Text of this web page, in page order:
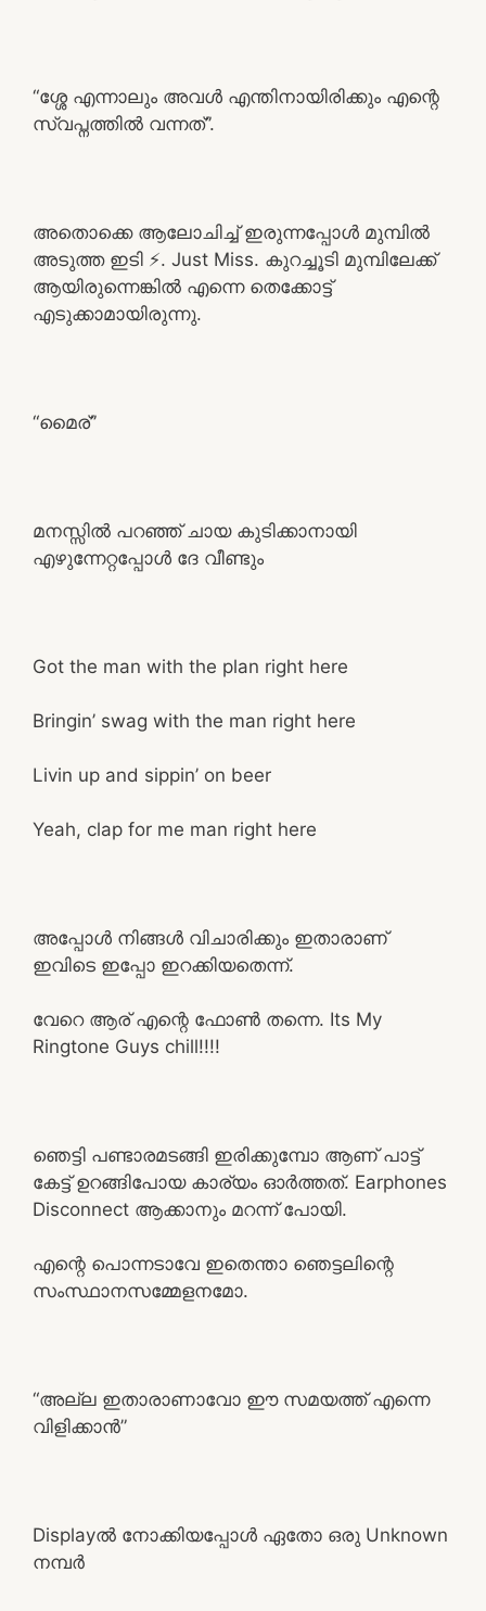
“ശ്ശേ എന്നാലും അവൾ എന്തിനായിരിക്കും എന്റെ
സ്വപ്നത്തിൽ വന്നത്”.
അതൊക്കെ ആലോചിച്ച് ഇരുന്നപ്പോൾ മുമ്പിൽ
അടുത്ത ഇടി ⚡. Just Miss. കുറച്ചൂടി മുമ്പിലേക്ക്
ആയിരുന്നെങ്കിൽ എന്നെ തെക്കോട്ട്
എടുക്കാമായിരുന്നു.
“മൈര്”
മനസ്സിൽ പറഞ്ഞ് ചായ കുടിക്കാനായി
എഴുന്നേറ്റപ്പോൾ ദേ വീണ്ടും
Got the man with the plan right here
Bringin’ swag with the man right here
Livin up and sippin’ on beer
Yeah, clap for me man right here
അപ്പോൾ നിങ്ങൾ വിചാരിക്കും ഇതാരാണ്
ഇവിടെ ഇപ്പോ ഇറക്കിയതെന്ന്.
വേറെ ആര് എന്റെ ഫോൺ തന്നെ. Its My
Ringtone Guys chill!!!!
ഞെട്ടി പണ്ടാരമടങ്ങി ഇരിക്കുമ്പോ ആണ് പാട്ട്
കേട്ട് ഉറങ്ങിപോയ കാര്യം ഓർത്തത്. Earphones
Disconnect ആക്കാനും മറന്ന് പോയി.
എന്റെ പൊന്നടാവേ ഇതെന്താ ഞെട്ടലിന്റെ
സംസ്ഥാനസമ്മേളനമോ.
“അല്ല ഇതാരാണാവോ ഈ സമയത്ത് എന്നെ
വിളിക്കാൻ”
Displayൽ നോക്കിയപ്പോൾ ഏതോ ഒരു Unknown
നമ്പർ